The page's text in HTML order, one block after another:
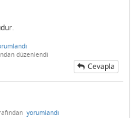
düzenlendi
Cevapla
yorumlandı